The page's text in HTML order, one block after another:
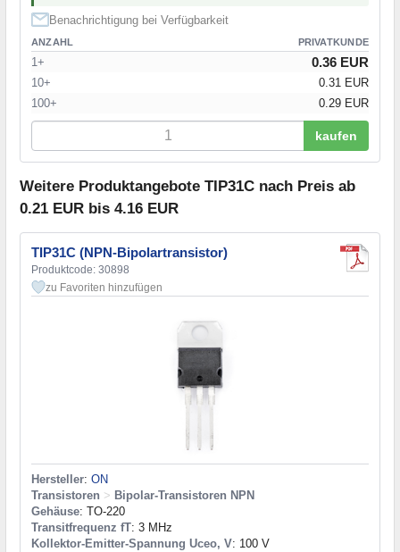
Benachrichtigung bei Verfügbarkeit
ANZAHL PRIVATKUNDE
1+ 0.36 EUR
10+
0.31 EUR
100+
0.29 EUR
kaufen
Weitere Produktangebote TIP31C nach Preis ab
0.21 EUR bis 4.16 EUR
TIP31C (NPN-Bipolartransistor)
Produktcode: 30898
zu Favoriten hinzufügen
Hersteller: ON
Transistoren > Bipolar-Transistoren NPN
Gehäuse: TO-220
Transitfrequenz fT: 3 MHz
Kollektor-Emitter-Spannung Uceo, V: 100 V